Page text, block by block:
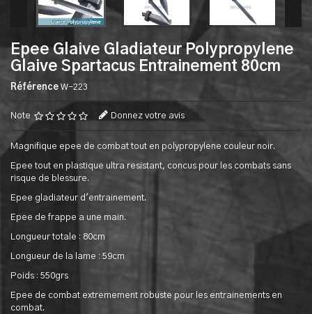
Epee Glaive Gladiateur Polypropylene
Glaive Spartacus Entrainement 80cm
Référence W-223
Note Donnez votre avis
Magnifique epee de combat tout en polypropylene couleur noir.
Epee tout en plastique ultra resistant, concus pour les combats sans
risque de blessure.
Epee gladiateur d'entrainement.
Epee de frappe a une main.
Longueur totale : 80cm
Longueur de la lame : 59cm
Poids : 550grs
Epee de combat extremement robuste pour les entrainements en
combat.